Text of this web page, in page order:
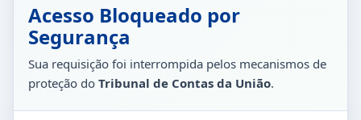
Acesso Bloqueado por
Segurança
Sua requisição foi interrompida pelos mecanismos de
proteção do Tribunal de Contas da União.